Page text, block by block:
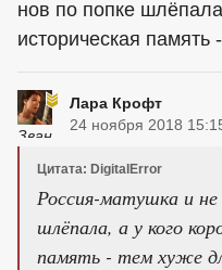
нов по попке
историческая
Лара Крофт
24 ноября 2018
Цитата: DigitalError
Россия-матушка и не
шлёпала, а у кого
память - тем хуже